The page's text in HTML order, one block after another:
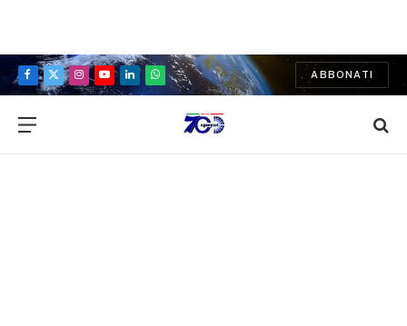
Facebook
X
Instagram
YouTubeLinkedInWhatsApp
ABBONATI